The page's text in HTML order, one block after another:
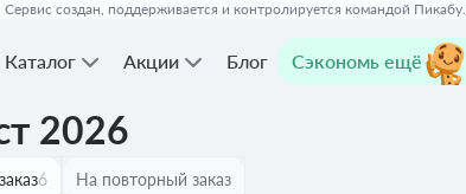
Сервис создан, поддерживается и контролируется командой Пикабу.
Каталог Акции Блог Сэкономь ещё
2026
6 На повторный заказ